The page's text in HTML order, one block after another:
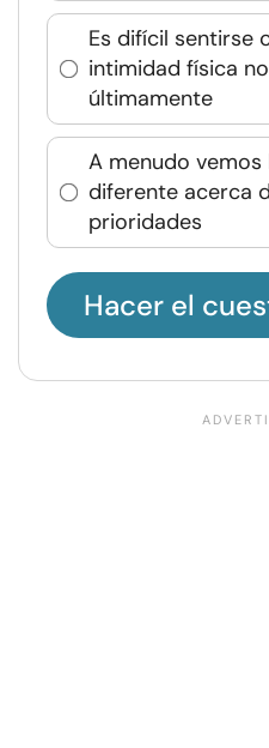
Es difícil sentirse
intimidad física
últimamente
A menudo
diferente acerca
prioridades
Hacer el